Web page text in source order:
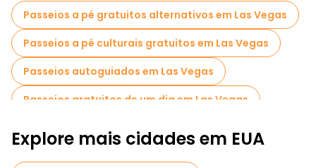
Passeios a pé gratuitos alternativos em Las Vegas
Passeios a pé culturais gratuitos em Las Vegas
Passeios autoguiados em Las Vegas
Passeios gratuitos de um dia em Las Vegas
Passeios a pé noturnos gratuitos em Las Vegas
Explore mais cidades em EUA